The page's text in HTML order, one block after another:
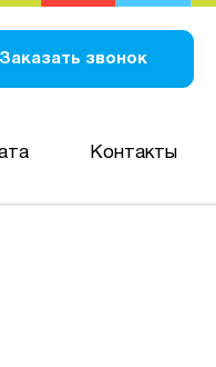
Заказать звонок
Контакты